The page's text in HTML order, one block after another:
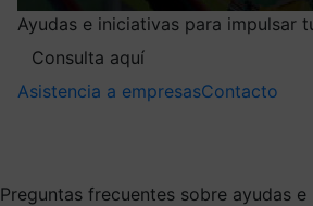
Ayudas e iniciativas para impulsar
Consulta aquí
Asistencia a empresasContacto
Preguntas frecuentes sobre ayudas